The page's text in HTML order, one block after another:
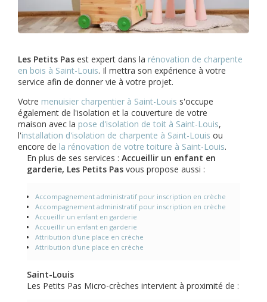
Les Petits Pas est expert dans la rénovation de charpente
en bois à Saint-Louis. Il mettra son expérience à votre
service afin de donner vie à votre projet.
Votre menuisier charpentier à Saint-Louis s'occupe
également de l'isolation et la couverture de votre
maison avec la pose d'isolation de toit à Saint-Louis,
l'installation d'isolation de charpente à Saint-Louis ou
encore de la rénovation de votre toiture à Saint-Louis.
En plus de ses services : Accueillir un enfant en
garderie, Les Petits Pas vous propose aussi :
Accompagnement administratif pour inscription en crèche
Accompagnement administratif pour inscription en crèche
Accueillir un enfant en garderie
Accueillir un enfant en garderie
Attribution d'une place en crèche
Attribution d'une place en crèche
Saint-Louis
Les Petits Pas Micro-crèches intervient à proximité de :